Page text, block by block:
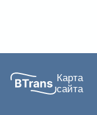
Карта
сайта